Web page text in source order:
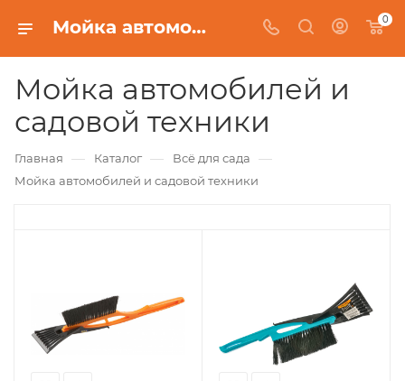
Мойка автомобилей и садовой техники 0
Мойка автомобилей и
садовой техники
Главная — Каталог — Всё для сада —
Мойка автомобилей и садовой техники